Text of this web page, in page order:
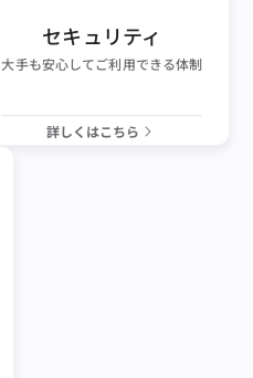
セキュリティ
大手も安心してご利用できる体制
詳しくはこちら